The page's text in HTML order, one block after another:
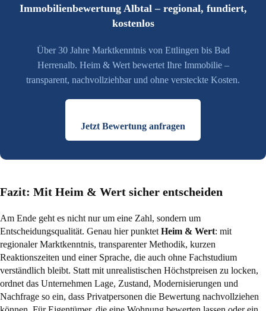
Immobilienbewertung Albtal – regional, fundiert,
kostenlos
Über 30 Jahre Marktkenntnis von Ettlingen bis Bad
Herrenalb. Heim & Wert bewertet Ihre Immobilie –
transparent, nachvollziehbar und ohne versteckte Kosten.
Jetzt Bewertung anfragen
Fazit: Mit Heim & Wert sicher entscheiden
Am Ende geht es nicht nur um eine Zahl, sondern um
Entscheidungsqualität. Genau hier punktet Heim & Wert: mit
regionaler Marktkenntnis, transparenter Methodik, kurzen
Reaktionszeiten und einer Sprache, die auch ohne Fachstudium
verständlich bleibt. Statt mit unrealistischen Höchstpreisen zu locken,
ordnet das Unternehmen Lage, Zustand, Modernisierungen und
Nachfrage so ein, dass Privatpersonen die Bewertung nachvollziehen